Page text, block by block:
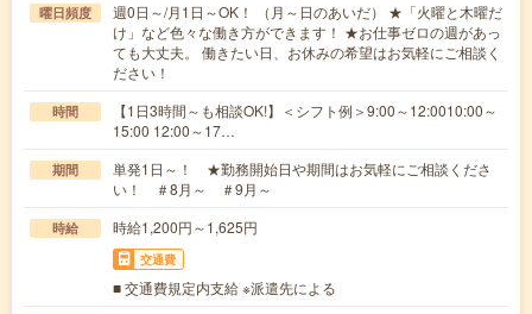
曜日頻度
週0日～/月1日～OK！ （月～日のあいだ） ★「火曜と木曜だ
け」など色々な働き方ができます！ ★お仕事ゼロの週があっ
ても大丈夫。 働きたい日、お休みの希望はお気軽にご相談く
ださい！
時間
【1日3時間～も相談OK!】＜シフト例＞9:00～12:0010:00～
15:00 12:00～17…
期間
単発1日～！ ★勤務開始日や期間はお気軽にご相談くださ
い！ ＃8月～ ＃9月～
時給 時給1,200円～1,625円
交通費
■ 交通費規定内支給 ※派遣先による